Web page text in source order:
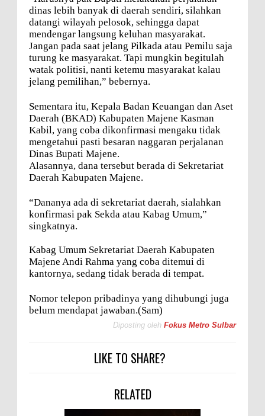
dinas lebih banyak di daerah sendiri, silahkan
datangi wilayah pelosok, sehingga dapat
mendengar langsung keluhan masyarakat.
Jangan pada saat jelang Pilkada atau Pemilu saja
turung ke masyarakat. Tapi mungkin begitulah
watak politisi, nanti ketemu masyarakat kalau
jelang pemilihan,” bebernya.
Sementara itu, Kepala Badan Keuangan dan Aset
Daerah (BKAD) Kabupaten Majene Kasman
Kabil, yang coba dikonfirmasi mengaku tidak
mengetahui pasti besaran naggaran perjalanan
Dinas Bupati Majene.
Alasannya, dana tersebut berada di Sekretariat
Daerah Kabupaten Majene.
“Dananya ada di sekretariat daerah, sialahkan
konfirmasi pak Sekda atau Kabag Umum,”
singkatnya.
Kabag Umum Sekretariat Daerah Kabupaten
Majene Andi Rahma yang coba ditemui di
kantornya, sedang tidak berada di tempat.
Nomor telepon pribadinya yang dihubungi juga
belum mendapat jawaban.(Sam)
Diposting oleh Fokus Metro Sulbar
LIKE TO SHARE?
RELATED